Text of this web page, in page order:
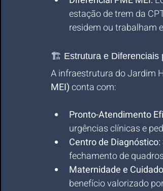
estação de trem da
residem ou trabalham
🏗️ Estrutura e Diferenciais
A infraestrutura do Jardim
MEI) conta com:
Pronto-Atendimento
urgências clínicas e
Centro de Diagnóstico:
fechamento de
Maternidade e
benefício valorizado